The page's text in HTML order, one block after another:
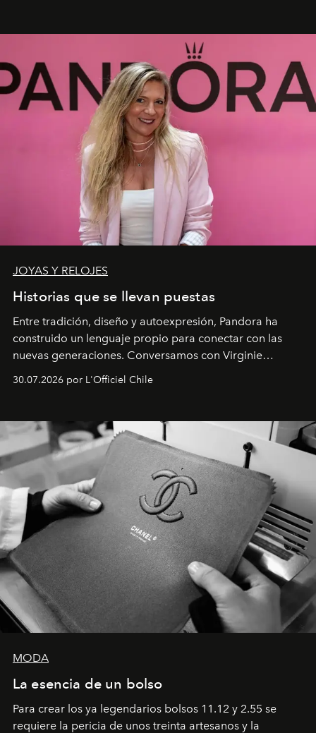
JOYAS Y RELOJES
Historias que se llevan puestas
Entre tradición, diseño y autoexpresión, Pandora ha
construido un lenguaje propio para conectar con las
nuevas generaciones. Conversamos con Virginie
Dubray, la responsable de marketing para
Latinoamérica, sobre identidad, cultura y el valor
30.07.2026 por L'Officiel Chile
MODA
La esencia de un bolso
Para crear los ya legendarios bolsos 11.12 y 2.55 se
requiere la pericia de unos treinta artesanos y la